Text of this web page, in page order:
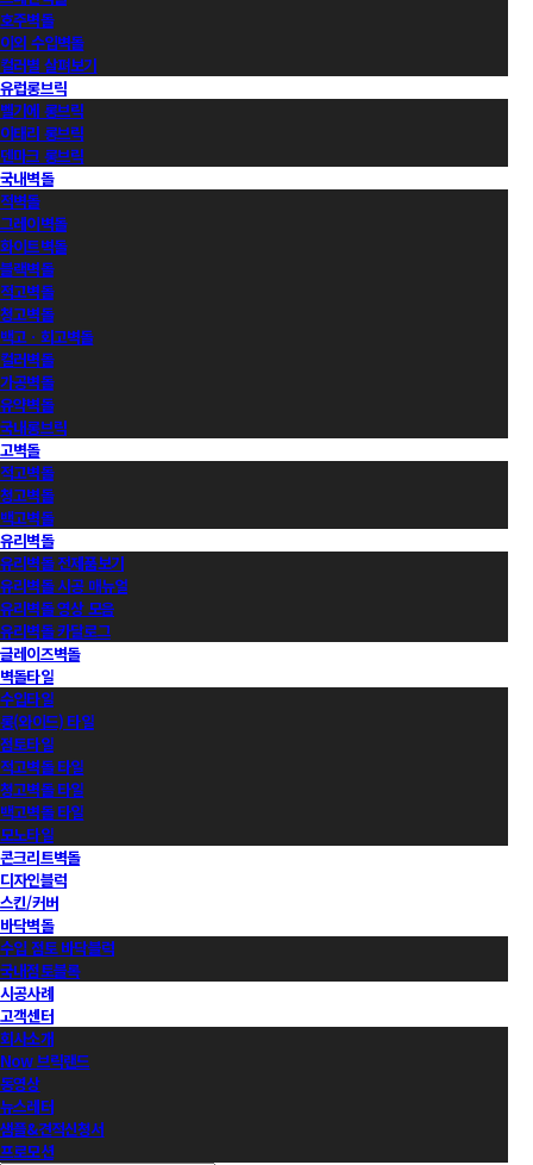
호주벽돌
이외 수입벽돌
컬러별 살펴보기
유럽롱브릭
벨기에 롱브릭
이태리 롱브릭
덴마크 롱브릭
국내벽돌
적벽돌
그레이벽돌
화이트벽돌
블랙벽돌
적고벽돌
청고벽돌
백고ㆍ회고벽돌
컬러벽돌
가공벽돌
유약벽돌
국내롱브릭
고벽돌
적고벽돌
청고벽돌
백고벽돌
유리벽돌
유리벽돌 전제품보기
유리벽돌 시공 매뉴얼
유리벽돌 영상 모음
유리벽돌 카달로그
글레이즈벽돌
벽돌타일
수입타일
롱(와이드) 타일
점토타일
적고벽돌 타일
청고벽돌 타일
백고벽돌 타일
모노타일
콘크리트벽돌
디자인블럭
스킨/커버
바닥벽돌
수입 점토 바닥블럭
국내점토블록
시공사례
고객센터
회사소개
Now 브릭랜드
동영상
뉴스레터
샘플&견적신청서
프로모션